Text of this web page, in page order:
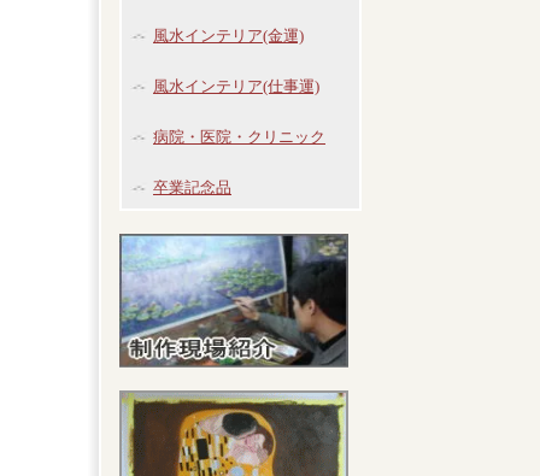
風水インテリア(金運)
風水インテリア(仕事運)
病院・医院・クリニック
卒業記念品